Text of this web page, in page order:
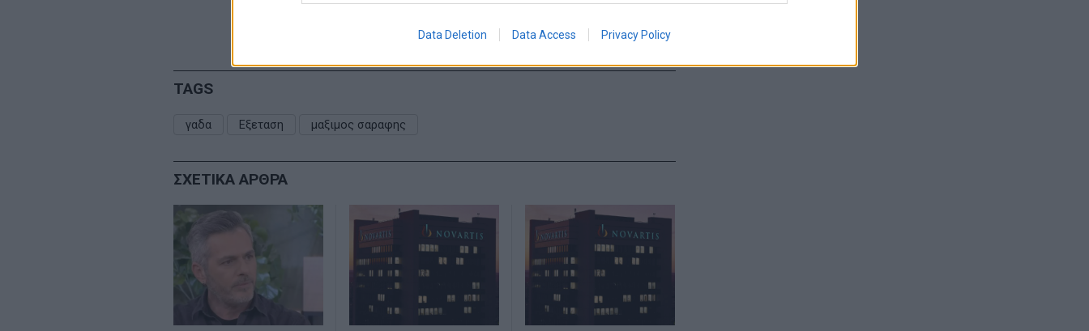
Data Deletion Data Access Privacy Policy
Share This
TAGS
γαδα Εξεταση μαξιμος σαραφης
ΣΧΕΤΙΚΑ ΑΡΘΡΑ